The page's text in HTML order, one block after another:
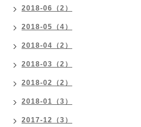
2018-06（2）
2018-05（4）
2018-04（2）
2018-03（2）
2018-02（2）
2018-01（3）
2017-12（3）